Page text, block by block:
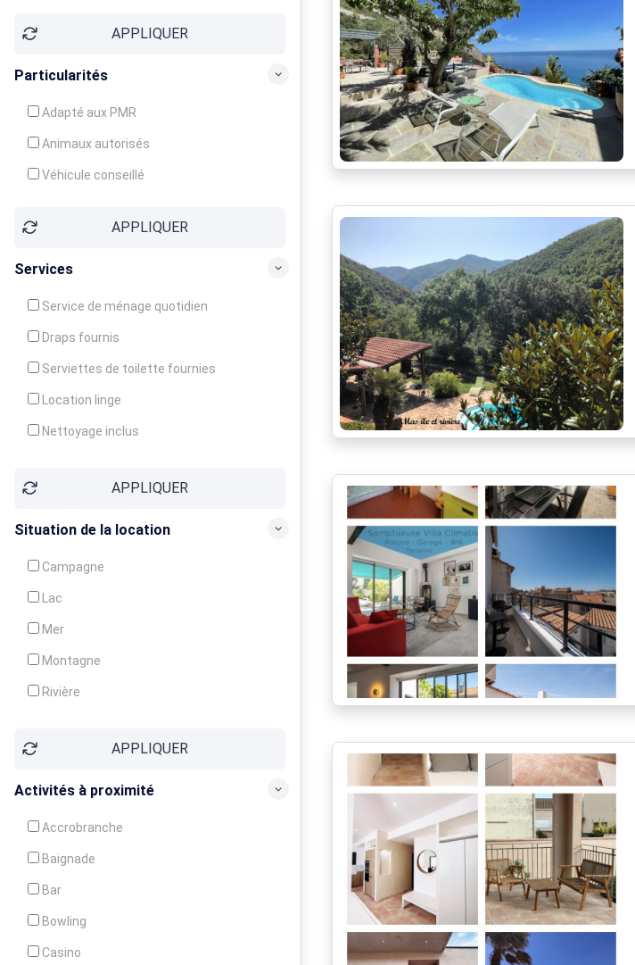
Soins du corpsAPPLIQUER
Particularités
Adapté aux PMR
Animaux autorisés
Véhicule conseillé
APPLIQUER
Services
Service de ménage quotidien
Draps fournis
Serviettes de toilette fournies
Location linge
Nettoyage inclus
Garde d'enfants
Crèche
APPLIQUER
Situation de la location
Campagne
Lac
Mer
Montagne
Rivière
APPLIQUER
Activités à proximité
Accrobranche
Baignade
Bar
Bowling
Casino